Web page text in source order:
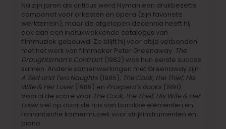
Na zijn jaren als criticus werd Nyman een drukbezette
componist voor orkesten en opera (zijn favoriete
werkterrein), maar de afgelopen decennia heeft hij
ook aan een indrukwekkende catalogus van
filmmuziek gebouwd. Zo blijft hij voor altijd verbonden
met het werk van filmmaker Peter Greenaway. The
Draughtsman’s Contract(1982) was hun eerste succes
samen. Andere samenwerkingen met Greenaway zijn
A Zed and Two Naughts (1985), The Cook, the Thief, HIs
Wife & Her Lover(1989) en Prospero’s Books (1991).
Vooral de score voor The Cook, the Thief, His Wife & Her
Loverviel op door de mix van barokke elementen en
romantische kamermuziek voor strijkinstrumenten en
piano.